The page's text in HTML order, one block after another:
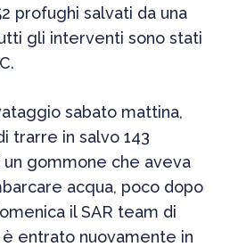
profughi salvati da una
gli interventi sono stati
sabato mattina,
trarre in salvo 143
gommone che aveva
acqua, poco dopo
il SAR team di
entrato nuovamente in